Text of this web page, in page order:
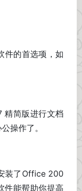
件的首选项，如
简版进行文档
操作了。
装了Office 200
件能帮助你提高